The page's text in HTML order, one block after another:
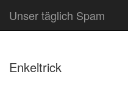
Unser täglich Spam
Enkeltrick